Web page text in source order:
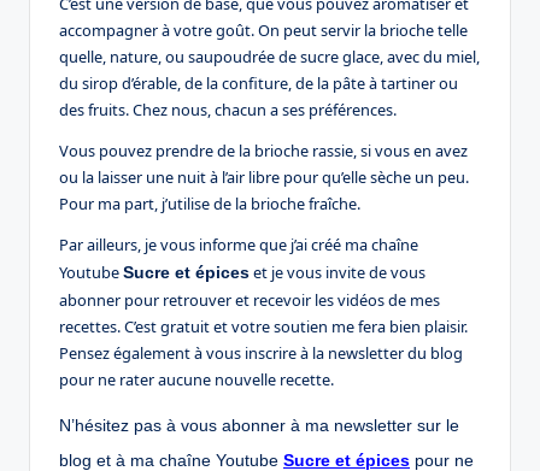
accompagner à votre goût. On peut servir la brioche telle
quelle, nature, ou saupoudrée de sucre glace, avec du miel,
du sirop d’érable, de la confiture, de la pâte à tartiner ou
des fruits. Chez nous, chacun a ses préférences.
Vous pouvez prendre de la brioche rassie, si vous en avez
ou la laisser une nuit à l’air libre pour qu’elle sèche un peu.
Pour ma part, j’utilise de la brioche fraîche.
Par ailleurs, je vous informe que j’ai créé ma chaîne
YoutubeSucre et épiceset je vous invite de vous
abonner pour retrouver et recevoir les vidéos de mes
recettes. C’est gratuit et votre soutien me fera bien plaisir.
Pensez également à vous inscrire à la newsletter du blog
pour ne rater aucune nouvelle recette.
N’hésitez pas à vous abonner à ma newsletter sur le
blog et à ma chaîne Youtube Sucre et épices pour ne